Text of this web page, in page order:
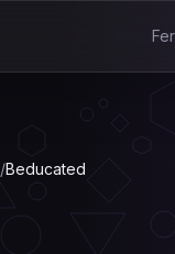
/Beducated